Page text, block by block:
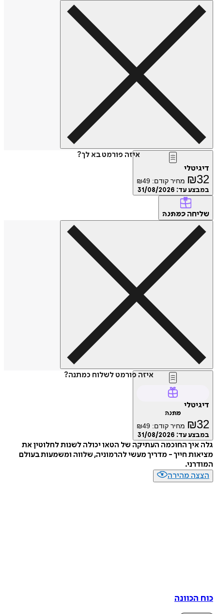
איזה פורמט בא לך?
דיגיטלי
₪32 מחיר קודם: ₪49
במבצע עד: 31/08/2026
שליחה כמתנה
איזה פורמט לשלוח כמתנה?
דיגיטלי
מתנה
₪32 מחיר קודם: ₪49
במבצע עד: 31/08/2026
גלה איך החוכמה העתיקה של הטאו יכולה לשנות לחלוטין את
מציאות חייך - מדריך מעשי להרמוניה, שלווה ומשמעות בעולם
המודרני.
הצצה מהירה
כוח הכוונה